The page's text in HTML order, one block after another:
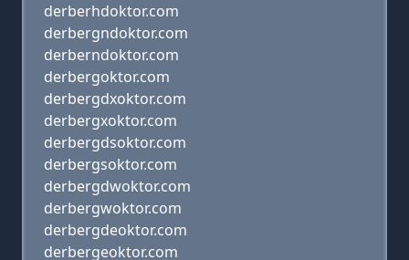
derberhdoktor.com
derbergndoktor.com
derberndoktor.com
derbergoktor.com
derbergdxoktor.com
derbergxoktor.com
derbergdsoktor.com
derbergsoktor.com
derbergdwoktor.com
derbergwoktor.com
derbergdeoktor.com
derbergeoktor.com